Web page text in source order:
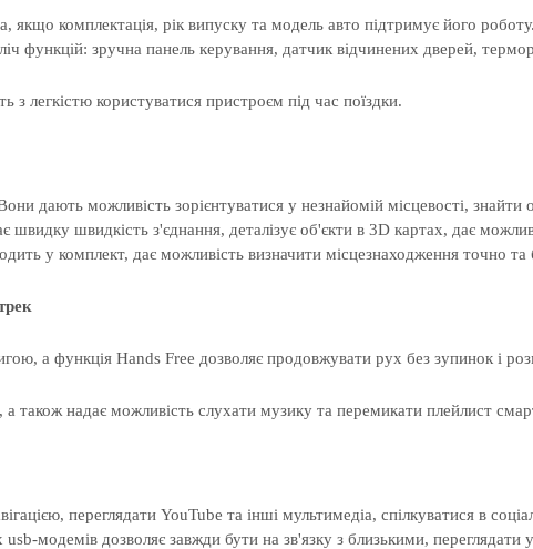
якщо комплектація, рік випуску та модель авто підтримує його
зручна панель керування, датчик відчинених дверей,
з легкістю користуватися пристроєм під час поїздки.
дають можливість зорієнтуватися у незнайомій місцевості,
швидкість з'єднання, деталізує об'єкти в 3D картах, дає
у комплект, дає можливість визначити місцезнаходження точно та
а функція Hands Free дозволяє продовжувати рух без зупинок і
також надає можливість слухати музику та перемикати плейлист
переглядати YouTube та інші мультимедіа, спілкуватися в
модемів дозволяє завжди бути на зв'язку з близькими, переглядати